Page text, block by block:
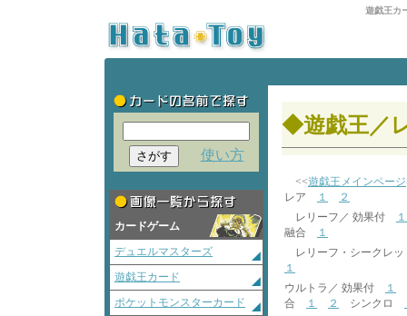
遊戯王カ
使い方
カードゲーム
デュエルマスターズ
遊戯王カード
ポケットモンスターカード
◆遊戯王／
<<遊戯王メインページ
レア
１
２
レリーフ／ 効果付
１
融合
１
レリーフ・シークレ
１
ウルトラ／ 効果付
１
合
１ ２ シンクロ